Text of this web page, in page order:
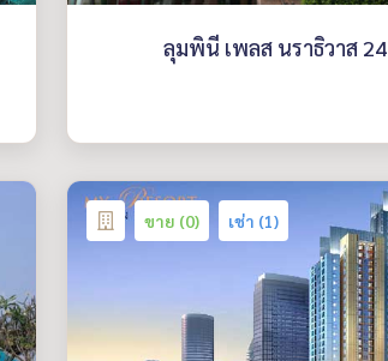
ลุมพินี เพลส นราธิวาส 24
ขาย (0) เช่า (1)